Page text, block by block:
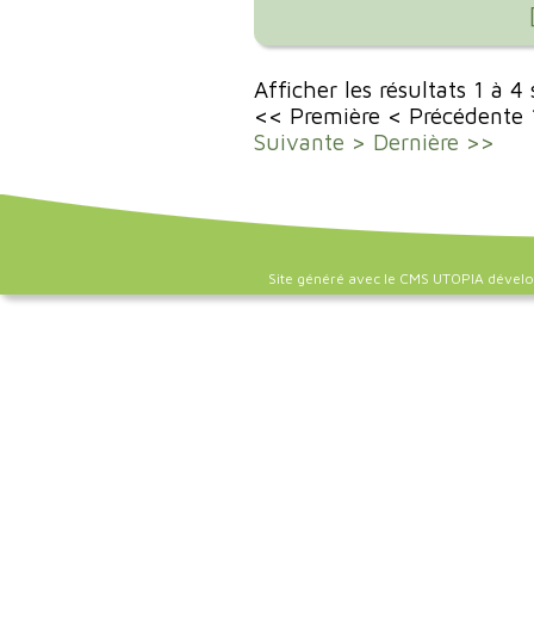
Afficher les résultats 1 à
<< Première < Précédente
Suivante > Dernière >>
Site généré avec le CMS UTOPIA